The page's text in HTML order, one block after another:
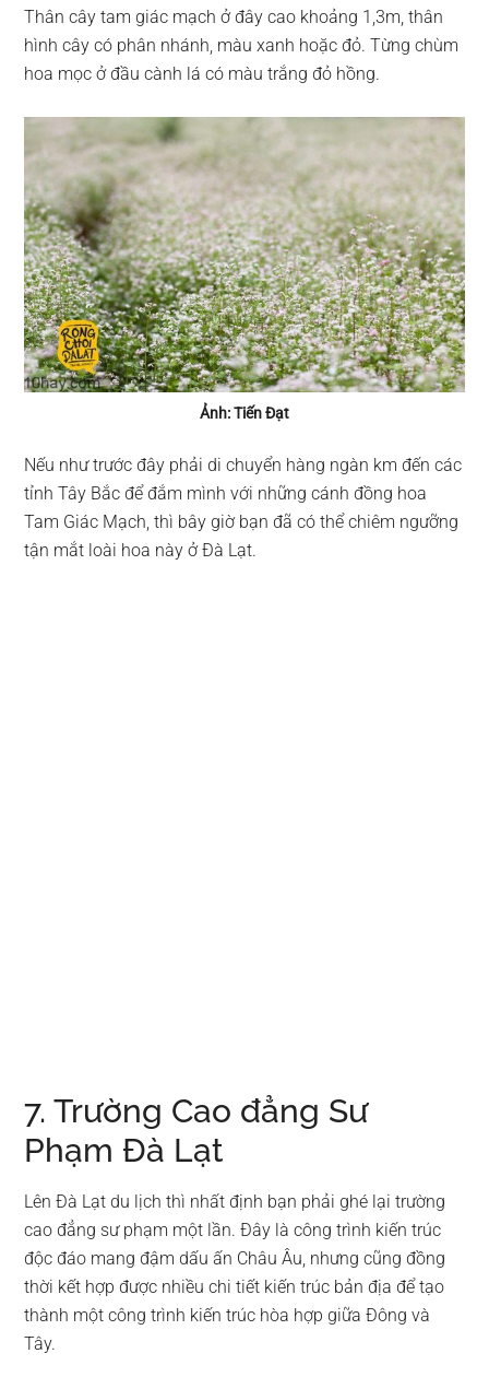
Thân cây tam giác mạch ở đây cao khoảng 1,3m, thân
hình cây có phân nhánh, màu xanh hoặc đỏ. Từng chùm
hoa mọc ở đầu cành lá có màu trắng đỏ hồng.
Ảnh: Tiến Đạt
Nếu như trước đây phải di chuyển hàng ngàn km đến các
tỉnh Tây Bắc để đắm mình với những cánh đồng hoa
Tam Giác Mạch, thì bây giờ bạn đã có thể chiêm ngưỡng
tận mắt loài hoa này ở Đà Lạt.
7. Trường Cao đẳng Sư
Phạm Đà Lạt
Lên Đà Lạt du lịch thì nhất định bạn phải ghé lại trường
cao đẳng sư phạm một lần. Đây là công trình kiến trúc
độc đáo mang đậm dấu ấn Châu Âu, nhưng cũng đồng
thời kết hợp được nhiều chi tiết kiến trúc bản địa để tạo
thành một công trình kiến trúc hòa hợp giữa Đông và
Tây.